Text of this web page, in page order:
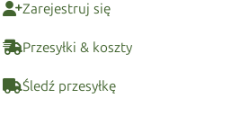
Zarejestruj się
Przesyłki & koszty
Śledź przesyłkę